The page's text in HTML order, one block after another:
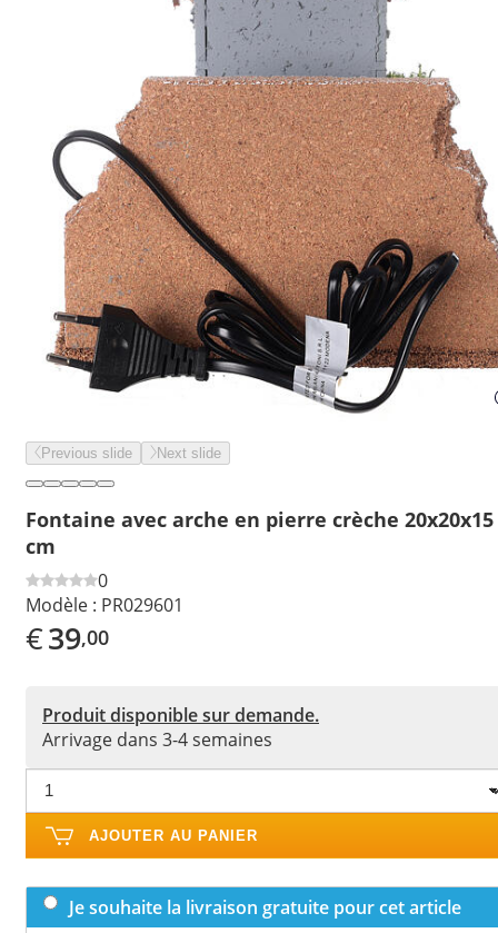
Previous slide Next slide
Fontaine avec arche en pierre crèche 20x20x15
cm
0
Modèle : PR029601
€39,00
Produit disponible sur demande.
Arrivage dans 3-4 semaines
AJOUTER AU PANIER
Je souhaite la livraison gratuite pour cet article